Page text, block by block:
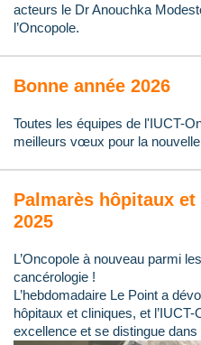
acteurs le Dr Anouchka
l’Oncopole.
Bonne année 2026
Toutes les équipes de l'IUCT-
meilleurs vœux pour la
Palmarès hôpitaux
2025
L’Oncopole à nouveau parmi
cancérologie !
L’hebdomadaire Le Point a
hôpitaux et cliniques, et
excellence et se distingue